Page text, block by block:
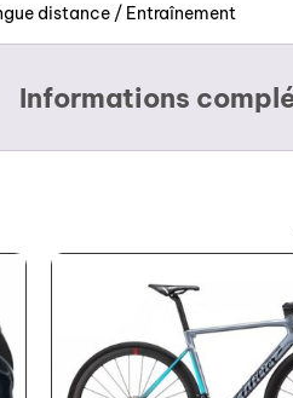
distance / Entraînement
Informations